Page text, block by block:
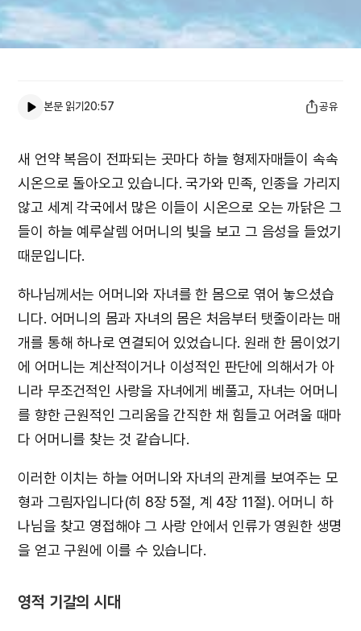
본문 읽기 20:57 공유
새 언약 복음이 전파되는 곳마다 하늘 형제자매들이 속속
시온으로 돌아오고 있습니다. 국가와 민족, 인종을 가리지
않고 세계 각국에서 많은 이들이 시온으로 오는 까닭은 그
들이 하늘 예루살렘 어머니의 빛을 보고 그 음성을 들었기
때문입니다.
하나님께서는 어머니와 자녀를 한 몸으로 엮어 놓으셨습
니다. 어머니의 몸과 자녀의 몸은 처음부터 탯줄이라는 매
개를 통해 하나로 연결되어 있었습니다. 원래 한 몸이었기
에 어머니는 계산적이거나 이성적인 판단에 의해서가 아
니라 무조건적인 사랑을 자녀에게 베풀고, 자녀는 어머니
를 향한 근원적인 그리움을 간직한 채 힘들고 어려울 때마
다 어머니를 찾는 것 같습니다.
이러한 이치는 하늘 어머니와 자녀의 관계를 보여주는 모
형과 그림자입니다(히 8장 5절, 계 4장 11절). 어머니 하
나님을 찾고 영접해야 그 사랑 안에서 인류가 영원한 생명
을 얻고 구원에 이를 수 있습니다.
영적 기갈의 시대